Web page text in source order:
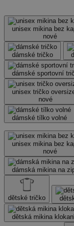
unisex mikina bez
nové
dámské tričko
dámské sportovní
unisex tričko
nové
dámské tílko volné
unisex mikina bez
nové
dámská mikina na
dětské tričko
dětská mikina